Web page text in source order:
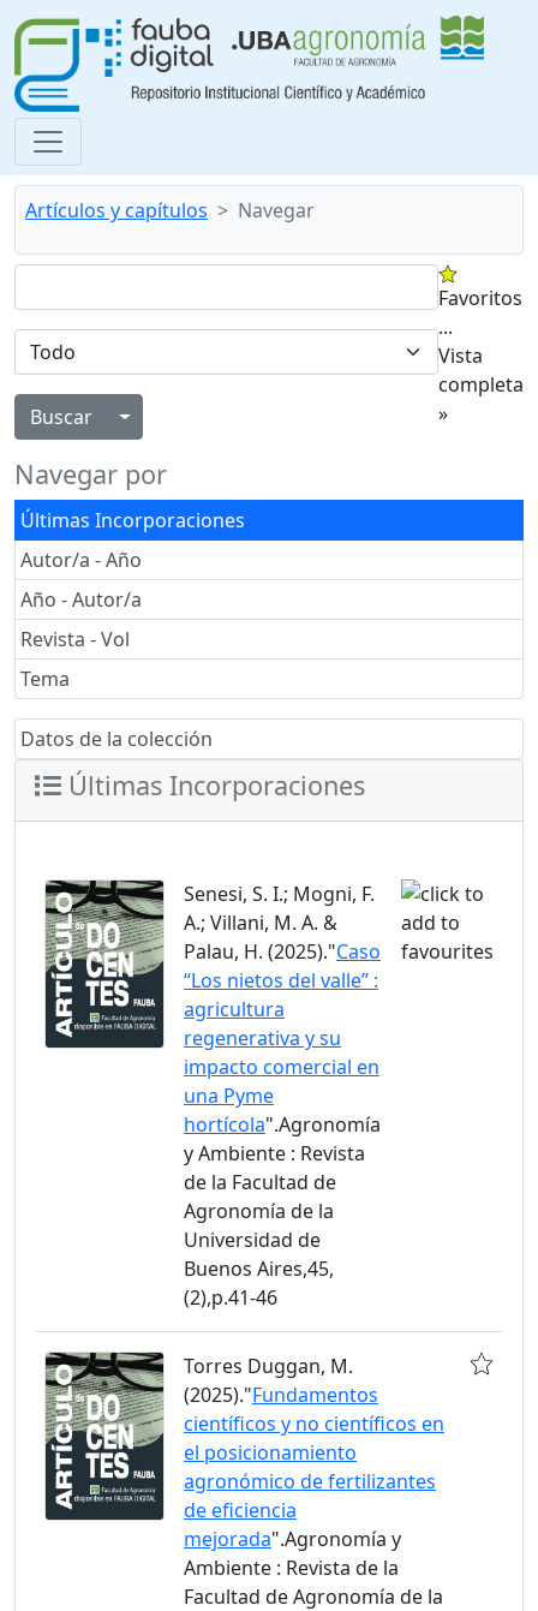
Artículos y capítulos Navegar
Alternar menú desplegable
Favoritos
...
Vista
completa
»
Navegar por
Últimas Incorporaciones
Autor/a - Año
Año - Autor/a
Revista - Vol
Tema
Datos de la colección
Últimas Incorporaciones
Senesi, S. I.; Mogni, F.
A.; Villani, M. A. &
Palau, H. (2025)."Caso
“Los nietos del valle” :
agricultura
regenerativa y su
impacto comercial en
una Pyme
hortícola".Agronomía
y Ambiente : Revista
de la Facultad de
Agronomía de la
Universidad de
Buenos Aires,45,
(2),p.41-46
Torres Duggan, M.
(2025)."Fundamentos
científicos y no científicos en
el posicionamiento
agronómico de fertilizantes
de eficiencia
mejorada".Agronomía y
Ambiente : Revista de la
Facultad de Agronomía de la